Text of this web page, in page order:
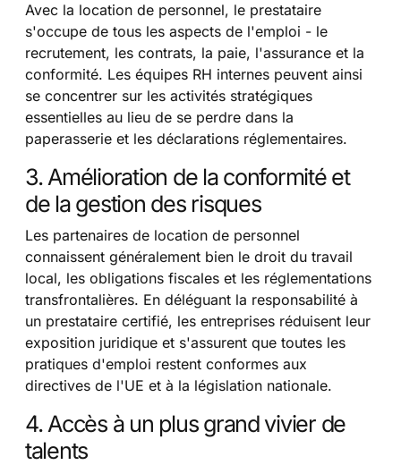
Avec la location de personnel, le prestataire
s'occupe de tous les aspects de l'emploi - le
recrutement, les contrats, la paie, l'assurance et la
conformité. Les équipes RH internes peuvent ainsi
se concentrer sur les activités stratégiques
essentielles au lieu de se perdre dans la
paperasserie et les déclarations réglementaires.
3. Amélioration de la conformité et
de la gestion des risques
Les partenaires de location de personnel
connaissent généralement bien le droit du travail
local, les obligations fiscales et les réglementations
transfrontalières. En déléguant la responsabilité à
un prestataire certifié, les entreprises réduisent leur
exposition juridique et s'assurent que toutes les
pratiques d'emploi restent conformes aux
directives de l'UE et à la législation nationale.
4. Accès à un plus grand vivier de
talents